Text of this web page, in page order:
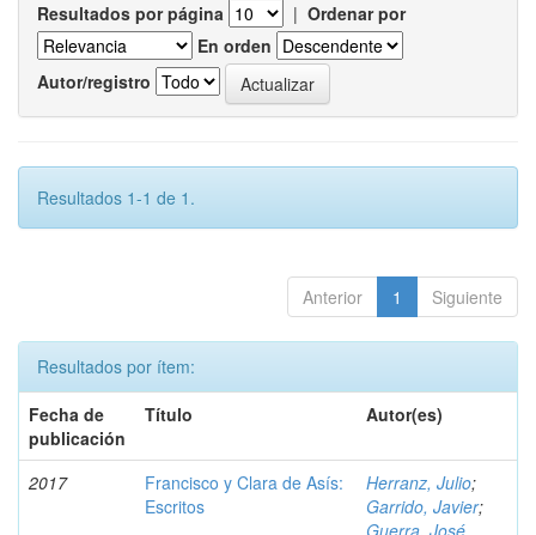
Resultados por página | Ordenar por
En orden
Autor/registro
Resultados 1-1 de 1.
Anterior 1 Siguiente
Resultados por ítem:
Fecha de
publicación
Título Autor(es)
2017
Francisco y Clara de Asís:
Escritos
Herranz, Julio;
Garrido, Javier;
Guerra, José